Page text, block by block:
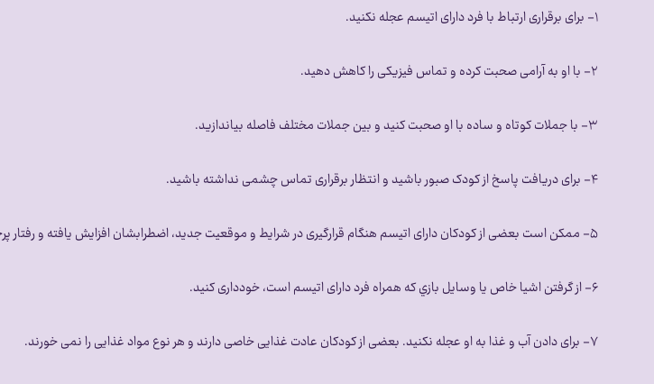
۱- برای برقراری ارتباط با فرد دارای اتیسم عجله نکنید.
۲- با او به آرامی صحبت كرده و تماس فیزیکی را کاهش دهید.
۳- با جملات کوتاه و ساده با او صحبت کنید و بين جملات مختلف فاصله بیاندازید.
۴- برای دریافت پاسخ از کودک صبور باشید و انتظار برقراری تماس چشمی نداشته باشید.
۵- ممکن است بعضی از کودکان دارای اتیسم هنگام قرارگیری در شرایط و موقعیت جدید، اضطرابشان افزایش یافته و رفتار پرخاشگرانه ای نسبت به خود و دیگران نشان دهند.
۶- از گرفتن اشیا خاص يا وسايل بازي که همراه فرد دارای اتیسم است، خودداری کنید.
۷- برای دادن آب و غذا به او عجله نکنید. بعضی از کودکان عادت غذایی خاصی دارند و هر نوع مواد غذایی را نمی خورند.